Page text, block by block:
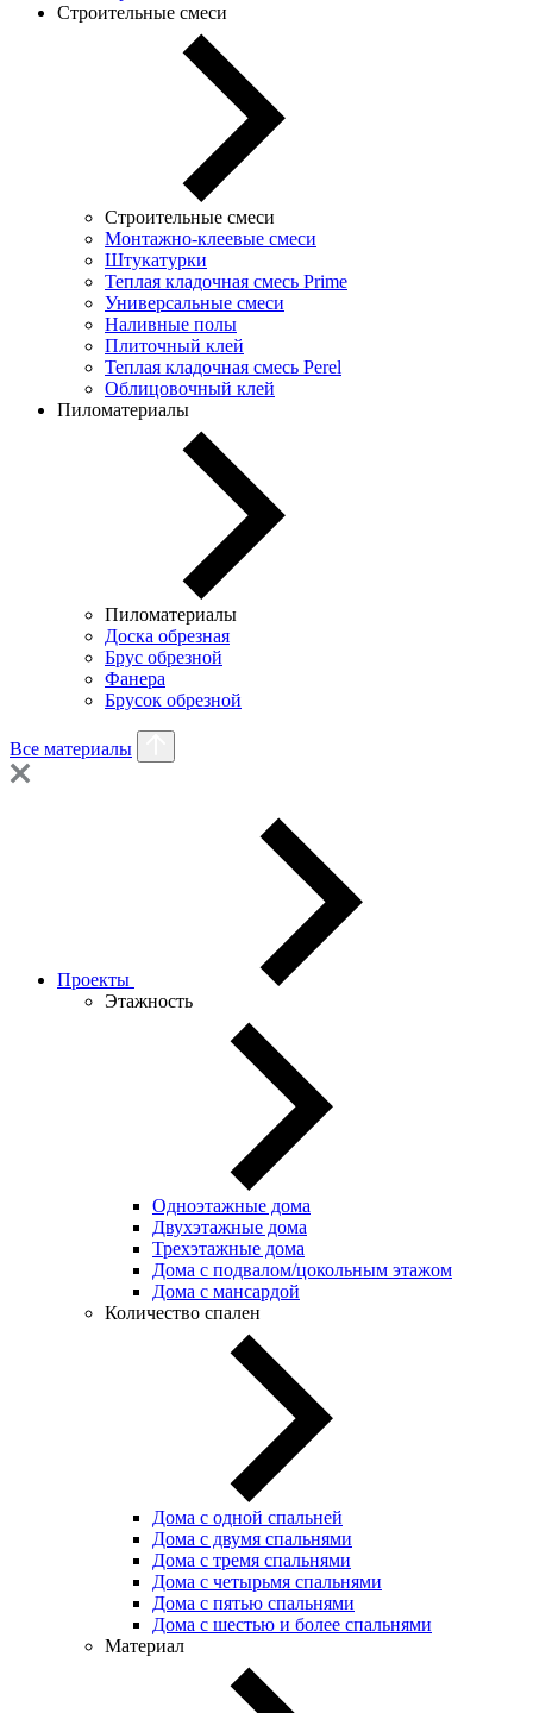
Строительные смеси
Строительные смеси
Монтажно-клеевые смеси
Штукатурки
Теплая кладочная смесь Prime
Универсальные смеси
Наливные полы
Плиточный клей
Теплая кладочная смесь Perel
Облицовочный клей
Пиломатериалы
Пиломатериалы
Доска обрезная
Брус обрезной
Фанера
Брусок обрезной
Все материалы
Проекты
Этажность
Одноэтажные дома
Двухэтажные дома
Трехэтажные дома
Дома с подвалом/цокольным этажом
Дома с мансардой
Количество спален
Дома с одной спальней
Дома с двумя спальнями
Дома с тремя спальнями
Дома с четырьмя спальнями
Дома с пятью спальнями
Дома с шестью и более спальнями
Материал